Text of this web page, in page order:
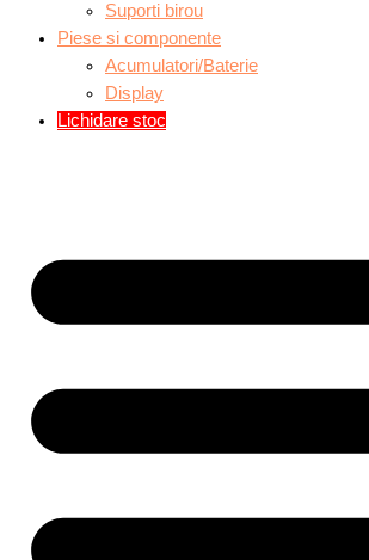
Suporti birou
Piese si componente
Acumulatori/Baterie
Display
Lichidare stoc